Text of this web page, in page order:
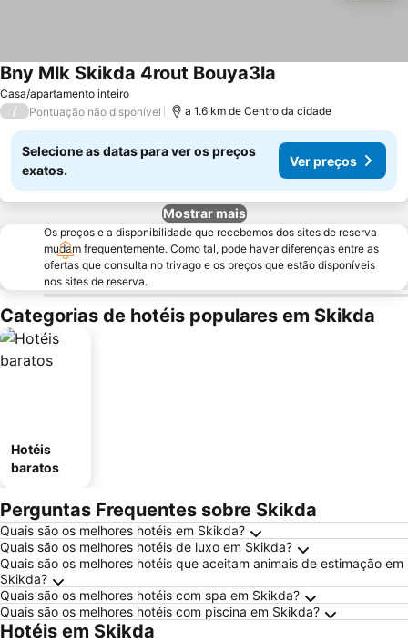
Casa/apartamento inteiro
Bny Mlk Skikda 4rout Bouya3la
/ Pontuação não disponível a 1.6 km de Centro da cidade
Selecione as datas para ver os preços
exatos.
Ver preços
Mostrar mais
Os preços e a disponibilidade que recebemos dos sites de reserva
mudam frequentemente. Como tal, pode haver diferenças entre as
ofertas que consulta no trivago e os preços que estão disponíveis
nos sites de reserva.
Categorias de hotéis populares em Skikda
Hotéis
baratos
Perguntas Frequentes sobre Skikda
Quais são os melhores hotéis em Skikda?
Quais são os melhores hotéis de luxo em Skikda?
Quais são os melhores hotéis que aceitam animais de estimação em
Skikda?
Quais são os melhores hotéis com spa em Skikda?
Quais são os melhores hotéis com piscina em Skikda?
Hotéis em Skikda